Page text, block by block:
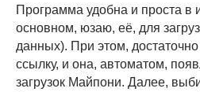
Программа удобна и проста в
основном, юзаю, её, для
данных). При этом, достаточно
ссылку, и она, автоматом,
загрузок Майпони. Далее,